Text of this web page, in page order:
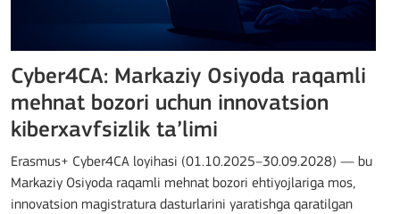
Cyber4CA: Markaziy Osiyoda raqamli
mehnat bozori uchun innovatsion
kiberxavfsizlik ta’limi
Erasmus+ Cyber4CA loyihasi (01.10.2025–30.09.2028) — bu
Markaziy Osiyoda raqamli mehnat bozori ehtiyojlariga mos,
innovatsion magistratura dasturlarini yaratishga qaratilgan